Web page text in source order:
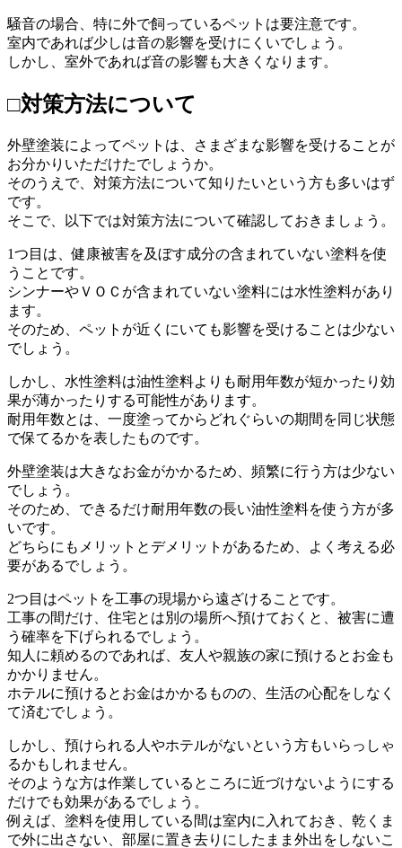
騒音の場合、特に外で飼っているペットは要注意です。
室内であれば少しは音の影響を受けにくいでしょう。
しかし、室外であれば音の影響も大きくなります。
□対策方法について
外壁塗装によってペットは、さまざまな影響を受けることが
お分かりいただけたでしょうか。
そのうえで、対策方法について知りたいという方も多いはず
です。
そこで、以下では対策方法について確認しておきましょう。
1つ目は、健康被害を及ぼす成分の含まれていない塗料を使
うことです。
シンナーやＶＯＣが含まれていない塗料には水性塗料があり
ます。
そのため、ペットが近くにいても影響を受けることは少ない
でしょう。
しかし、水性塗料は油性塗料よりも耐用年数が短かったり効
果が薄かったりする可能性があります。
耐用年数とは、一度塗ってからどれぐらいの期間を同じ状態
で保てるかを表したものです。
外壁塗装は大きなお金がかかるため、頻繁に行う方は少ない
でしょう。
そのため、できるだけ耐用年数の長い油性塗料を使う方が多
いです。
どちらにもメリットとデメリットがあるため、よく考える必
要があるでしょう。
2つ目はペットを工事の現場から遠ざけることです。
工事の間だけ、住宅とは別の場所へ預けておくと、被害に遭
う確率を下げられるでしょう。
知人に頼めるのであれば、友人や親族の家に預けるとお金も
かかりません。
ホテルに預けるとお金はかかるものの、生活の心配をしなく
て済むでしょう。
しかし、預けられる人やホテルがないという方もいらっしゃ
るかもしれません。
そのような方は作業しているところに近づけないようにする
だけでも効果があるでしょう。
例えば、塗料を使用している間は室内に入れておき、乾くま
で外に出さない、部屋に置き去りにしたまま外出をしないこ